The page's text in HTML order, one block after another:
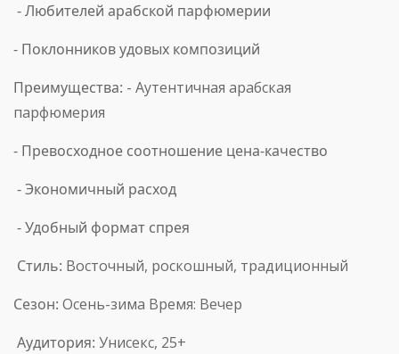
- Любителей арабской парфюмерии
- Поклонников удовых композиций
Преимущества: - Аутентичная арабская
парфюмерия
- Превосходное соотношение цена-качество
- Экономичный расход
- Удобный формат спрея
Стиль: Восточный, роскошный, традиционный
Сезон: Осень-зима Время: Вечер
Аудитория: Унисекс, 25+